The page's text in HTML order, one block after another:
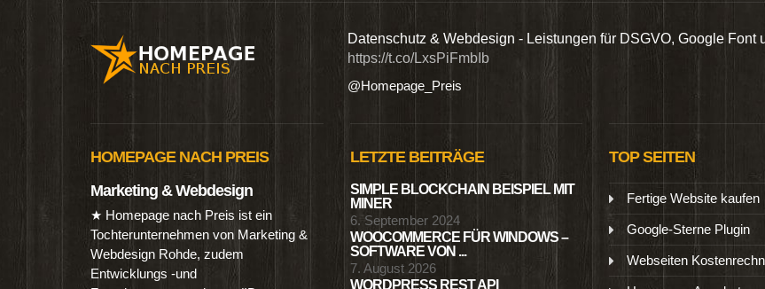
Produkten wie Ebooks & DVDs.… Datenschutz & Webdesign - Leistungen für DSGVO, Google Font
https://t.co/LxsPiFmbIb
@Homepage_Preis
HOMEPAGE NACH PREIS
Marketing & Webdesign
★ Homepage nach Preis ist ein
Tochterunternehmen von Marketing &
Webdesign Rohde, zudem
Entwicklungs -und
LETZTE BEITRÄGE
SIMPLE BLOCKCHAIN BEISPIEL MIT
MINER
6. September 2024
WOOCOMMERCE FÜR WINDOWS –
SOFTWARE VON ...
7. August 2026
WORDPRESS REST API
TOP SEITEN
Fertige Website kaufen
Google-Sterne Plugin
Webseiten